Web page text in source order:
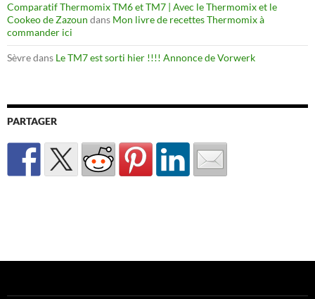
Comparatif Thermomix TM6 et TM7 | Avec le Thermomix et le
Cookeo de Zazoun dans Mon livre de recettes Thermomix à
commander ici
Sèvredans Le TM7 est sorti hier !!!! Annonce de Vorwerk
PARTAGER